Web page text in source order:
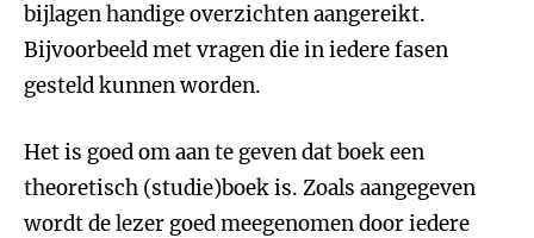
bijlagen handige overzichten aangereikt.
Bijvoorbeeld met vragen die in iedere fasen
gesteld kunnen worden.
Het is goed om aan te geven dat boek een
theoretisch (studie)boek is. Zoals aangegeven
wordt de lezer goed meegenomen door iedere